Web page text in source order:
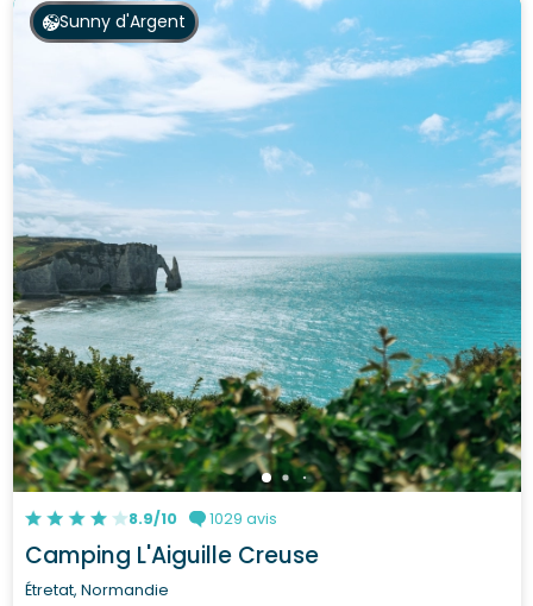
Sunny d'Argent
8.9/10 1029 avis
Camping L'Aiguille Creuse
Étretat, Normandie